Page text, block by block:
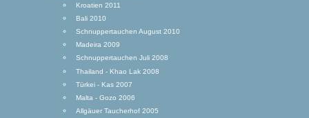
Kroatien 2011
Bali 2010
Schnuppertauchen August 2010
Madeira 2009
Schnuppertauchen Juli 2008
Thailand - Khao Lak 2008
Türkei - Kas 2007
Malta - Gozo 2006
Allgäuer Taucherhof 2005